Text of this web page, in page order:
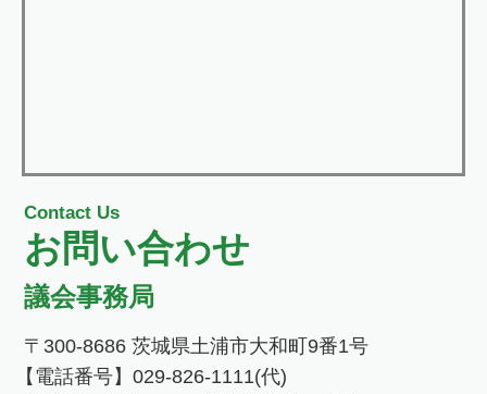
Contact Us
お問い合わせ
議会事務局
〒300-8686 茨城県土浦市大和町9番1号
【電話番号】029-826-1111(代)